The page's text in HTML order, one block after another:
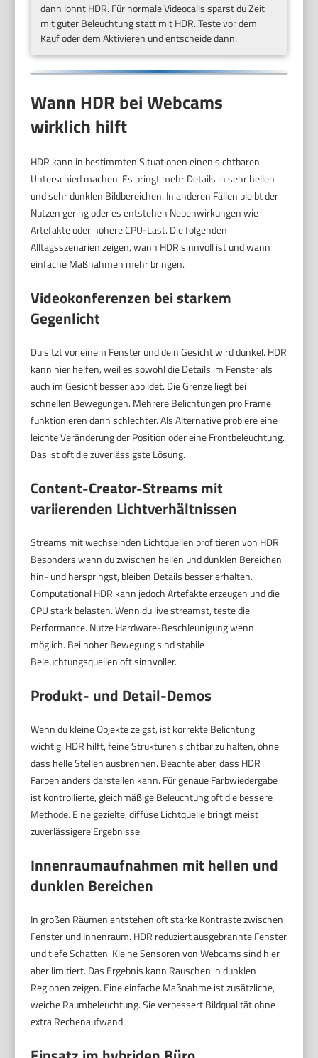
dann lohnt HDR. Für normale Videocalls sparst du Zeit
mit guter Beleuchtung statt mit HDR. Teste vor dem
Kauf oder dem Aktivieren und entscheide dann.
Wann HDR bei Webcams
wirklich hilft
HDR kann in bestimmten Situationen einen sichtbaren
Unterschied machen. Es bringt mehr Details in sehr hellen
und sehr dunklen Bildbereichen. In anderen Fällen bleibt der
Nutzen gering oder es entstehen Nebenwirkungen wie
Artefakte oder höhere CPU-Last. Die folgenden
Alltagsszenarien zeigen, wann HDR sinnvoll ist und wann
einfache Maßnahmen mehr bringen.
Videokonferenzen bei starkem
Gegenlicht
Du sitzt vor einem Fenster und dein Gesicht wird dunkel. HDR
kann hier helfen, weil es sowohl die Details im Fenster als
auch im Gesicht besser abbildet. Die Grenze liegt bei
schnellen Bewegungen. Mehrere Belichtungen pro Frame
funktionieren dann schlechter. Als Alternative probiere eine
leichte Veränderung der Position oder eine Frontbeleuchtung.
Das ist oft die zuverlässigste Lösung.
Content-Creator-Streams mit
variierenden Lichtverhältnissen
Streams mit wechselnden Lichtquellen profitieren von HDR.
Besonders wenn du zwischen hellen und dunklen Bereichen
hin- und herspringst, bleiben Details besser erhalten.
Computational HDR kann jedoch Artefakte erzeugen und die
CPU stark belasten. Wenn du live streamst, teste die
Performance. Nutze Hardware-Beschleunigung wenn
möglich. Bei hoher Bewegung sind stabile
Beleuchtungsquellen oft sinnvoller.
Produkt- und Detail-Demos
Wenn du kleine Objekte zeigst, ist korrekte Belichtung
wichtig. HDR hilft, feine Strukturen sichtbar zu halten, ohne
dass helle Stellen ausbrennen. Beachte aber, dass HDR
Farben anders darstellen kann. Für genaue Farbwiedergabe
ist kontrollierte, gleichmäßige Beleuchtung oft die bessere
Methode. Eine gezielte, diffuse Lichtquelle bringt meist
zuverlässigere Ergebnisse.
Innenraumaufnahmen mit hellen und
dunklen Bereichen
In großen Räumen entstehen oft starke Kontraste zwischen
Fenster und Innenraum. HDR reduziert ausgebrannte Fenster
und tiefe Schatten. Kleine Sensoren von Webcams sind hier
aber limitiert. Das Ergebnis kann Rauschen in dunklen
Regionen zeigen. Eine einfache Maßnahme ist zusätzliche,
weiche Raumbeleuchtung. Sie verbessert Bildqualität ohne
extra Rechenaufwand.